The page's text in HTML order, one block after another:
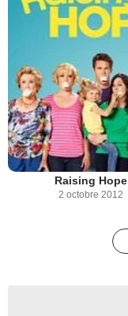
Raising Hope
2 octobre 2012